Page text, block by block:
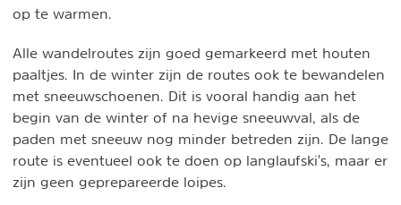
op te warmen.
Alle wandelroutes zijn goed gemarkeerd met houten
paaltjes. In de winter zijn de routes ook te bewandelen
met sneeuwschoenen. Dit is vooral handig aan het
begin van de winter of na hevige sneeuwval, als de
paden met sneeuw nog minder betreden zijn. De lange
route is eventueel ook te doen op langlaufski's, maar er
zijn geen geprepareerde loipes.